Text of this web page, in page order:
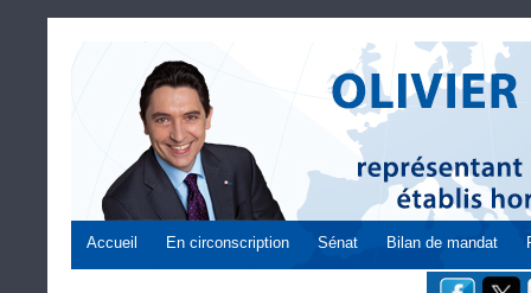
Accueil En circonscription Sénat Bilan de mandat